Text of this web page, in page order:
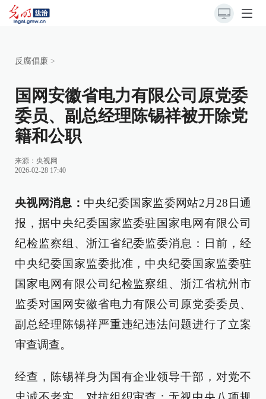
反腐倡廉 >
国网安徽省电力有限公司原党委
委员、副总经理陈锡祥被开除党
籍和公职
来源： 央视网
2026-02-28 17:40
央视网消息： 中央纪委国家监委网站2月28日通
报，据中央纪委国家监委驻国家电网有限公司
纪检监察组、浙江省纪委监委消息：日前，经
中央纪委国家监委批准，中央纪委国家监委驻
国家电网有限公司纪检监察组、浙江省杭州市
监委对国网安徽省电力有限公司原党委委员、
副总经理陈锡祥严重违纪违法问题进行了立案
审查调查。
经查，陈锡祥身为国有企业领导干部，对党不